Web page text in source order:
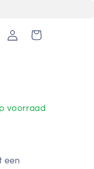
InloggenWinkelwagen
voorraad
een